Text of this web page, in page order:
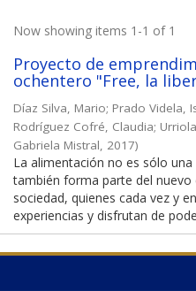
Now showing items 1-1 of 1
Proyecto de
ochentero "Free, la
Díaz Silva, Mario; Prado Videla,
Rodríguez Cofré, Claudia;
Gabriela Mistral, 2017)
La alimentación no es sólo
también forma parte del nuevo
sociedad, quienes cada vez y
experiencias y disfrutan de